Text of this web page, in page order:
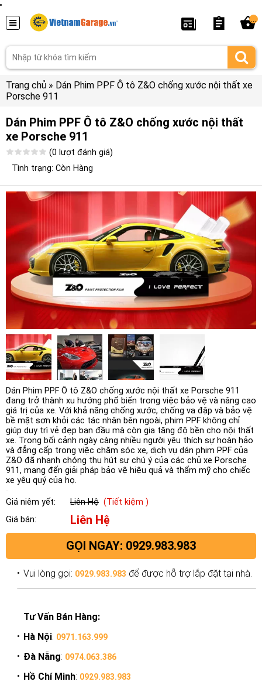
Trang chủ » Dán Phim PPF Ô tô Z&O chống xước nội thất xe
Porsche 911
Dán Phim PPF Ô tô Z&O chống xước nội thất
xe Porsche 911
(0 lượt đánh giá)
Tình trạng: Còn Hàng
Dán Phim PPF Ô tô Z&O chống xước nội thất xe Porsche 911
đang trở thành xu hướng phổ biến trong việc bảo vệ và nâng cao
giá trị của xe. Với khả năng chống xước, chống va đập và bảo vệ
bề mặt sơn khỏi các tác nhân bên ngoài, phim PPF không chỉ
giúp duy trì vẻ đẹp ban đầu mà còn gia tăng độ bền cho nội thất
xe. Trong bối cảnh ngày càng nhiều người yêu thích sự hoàn hảo
và đẳng cấp trong việc chăm sóc xe, dịch vụ dán phim PPF của
Z&O đã nhanh chóng thu hút sự chú ý của các chủ xe Porsche
911, mang đến giải pháp bảo vệ hiệu quả và thẩm mỹ cho chiếc
xe yêu quý của họ.
Giá niêm yết: Liên Hệ (Tiết kiệm )
Giá bán:
Liên Hệ
GỌI NGAY: 0929.983.983
Vui lòng gọi: 0929.983.983 để được hỗ trợ lắp đặt tại nhà.
Tư Vấn Bán Hàng:
Hà Nội: 0971.163.999
Đà Nẵng: 0974.063.386
Hồ Chí Minh: 0929.983.983